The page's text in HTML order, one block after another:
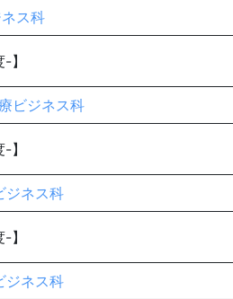
ス科
ビジネス科
ジネス科
ジネス科